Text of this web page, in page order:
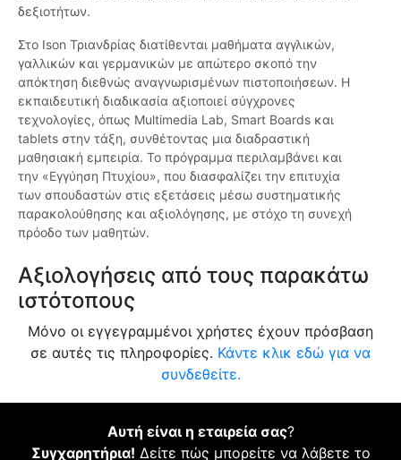
δεξιοτήτων.
Στο Ison Τριανδρίας διατίθενται μαθήματα αγγλικών,
γαλλικών και γερμανικών με απώτερο σκοπό την
απόκτηση διεθνώς αναγνωρισμένων πιστοποιήσεων. Η
εκπαιδευτική διαδικασία αξιοποιεί σύγχρονες
τεχνολογίες, όπως Multimedia Lab, Smart Boards και
tablets στην τάξη, συνθέτοντας μια διαδραστική
μαθησιακή εμπειρία. Το πρόγραμμα περιλαμβάνει και
την «Εγγύηση Πτυχίου», που διασφαλίζει την επιτυχία
των σπουδαστών στις εξετάσεις μέσω συστηματικής
παρακολούθησης και αξιολόγησης, με στόχο τη συνεχή
πρόοδο των μαθητών.
Αξιολογήσεις από τους παρακάτω
ιστότοπους
Μόνο οι εγγεγραμμένοι χρήστες έχουν πρόσβαση
σε αυτές τις πληροφορίες. Κάντε κλικ εδώ για να
συνδεθείτε.
Αυτή είναι η εταιρεία σας?
Συγχαρητήρια! Δείτε πώς μπορείτε να λάβετε το